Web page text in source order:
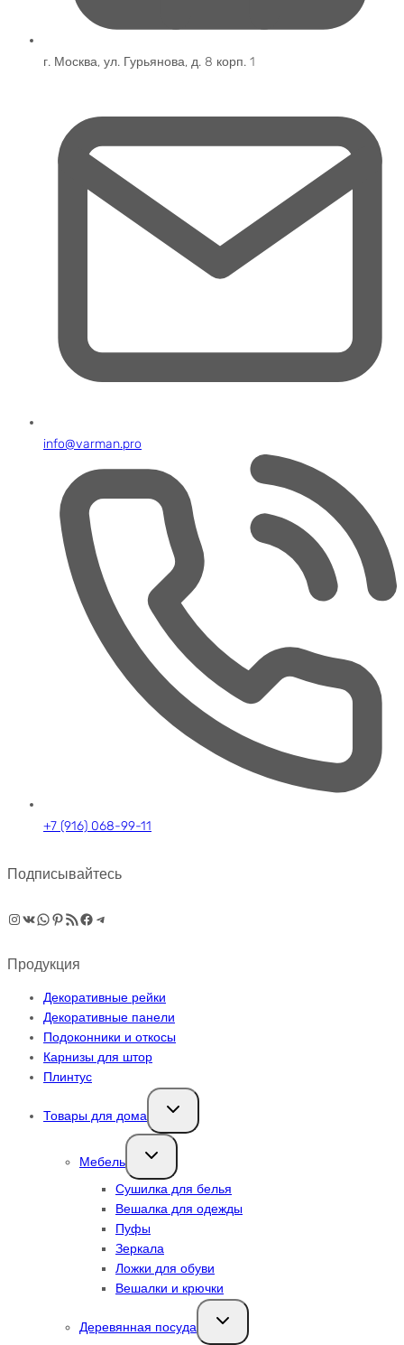
г. Москва, ул. Гурьянова, д. 8 корп. 1
info@varman.pro
+7 (916) 068-99-11
Подписывайтесь
Instagram
ВКонтакте
WhatsApp
Pinterest
RSS-рассылка
Facebook
Telegram
Продукция
Декоративные рейки
Декоративные панели
Подоконники и откосы
Карнизы для штор
Плинтус
Товары для дома
Переключить
дочернее
Мебель
Переключить
дочернее
Сушилка для белья
Вешалка для одежды
Пуфы
Зеркала
Ложки для обуви
Вешалки и крючки
Деревянная посуда
Переключить
дочернее